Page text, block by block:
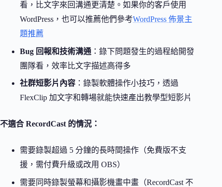
看，比文字來回溝通更清楚。如果你的客戶使用
WordPress，也可以推薦他們參考WordPress 佈景主
題推薦
Bug 回報和技術溝通 ：錄下問題發生的過程給開發
團隊看，效率比文字描述高得多
社群短影片內容 ：錄製軟體操作小技巧，透過
FlexClip 加文字和轉場就能快速產出教學型短影片
不適合 RecordCast 的情況：
需要錄製超過 5 分鐘的長時間操作（免費版不支
援，需付費升級或改用 OBS）
需要同時錄製螢幕和攝影機畫中畫（RecordCast 不